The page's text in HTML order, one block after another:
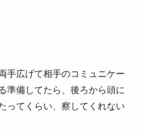
手広げて相手のコミュニケー
準備してたら、後ろから頭に
ってくらい、察してくれない